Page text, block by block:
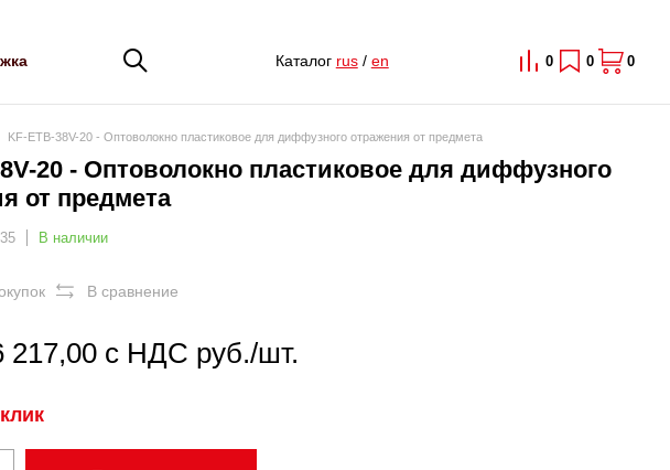
Каталог rus/ en 0 0 0
KF-ETB-38V-20 - Оптоволокно пластиковое для диффузного отражения от предмета
20 - Оптоволокно пластиковое для диффузного
от предмета
В наличии
В сравнение
217,00 с НДС руб./шт.